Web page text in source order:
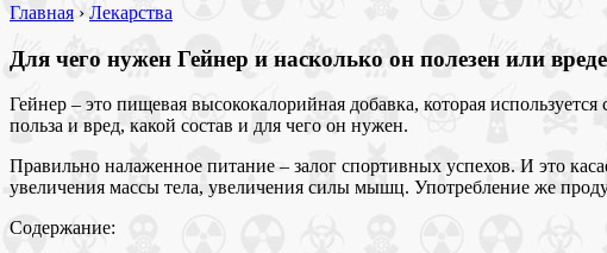
Главная › Лекарства
Для чего нужен Гейнер и насколько он полезен или
Гейнер – это пищевая высококалорийная добавка, которая
польза и вред, какой состав и для чего он нужен.
Правильно налаженное питание – залог спортивных успехов. И это
увеличения массы тела, увеличения силы мышц. Употребление же
Содержание: